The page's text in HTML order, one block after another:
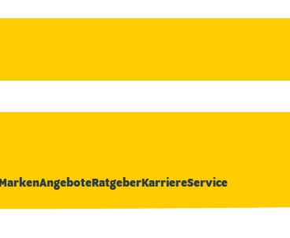
MarkenAngeboteRatgeberKarriereService